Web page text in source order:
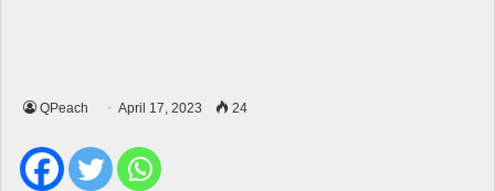
QPeach April 17, 2023 24